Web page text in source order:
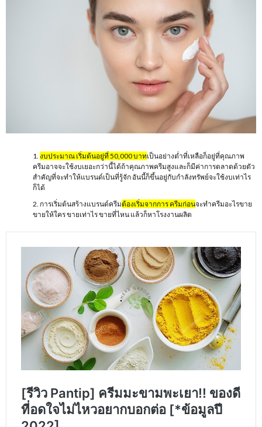
งบประมาณ เริ่มต้นอยู่ที่ 50,000 บาทเป็นอย่างต่ำที่เหลือก็อยู่ที่คุณภาพ
ครีมอาจจะใช้งบเยอะกว่านี้ได้ถ้าคุณภาพครีมสูงและก็มีค่าการตลาดด้วยตัว
สำคัญที่จะทำให้แบรนด์เป็นที่รู้จัก อันนี้ก็ขึ้นอยู่กับกำลังทรัพย์จะใช้งบเท่าไร
ก็ได้
การเริ่มต้นสร้างแบรนด์ครีมต้องเริ่มจากการ ครีมก่อนจะทำครีมอะไรขาย
ขายให้ใคร ขายเท่าไร ขายที่ไหน แล้วก็หาโรงงานผลิต